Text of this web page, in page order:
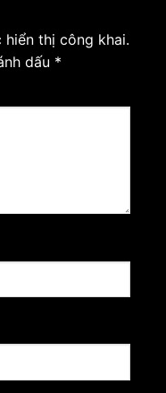
hiển thị công khai.
dấu *